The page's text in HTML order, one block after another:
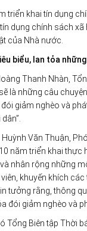
triển khai tín dụng
dụng chính sách
của Nhà nước.
biểu, lan tỏa
Thanh Nhàn,
là những câu
giảm nghèo và
Văn Thuận,
năm triển khai thực
nhân rộng những
khuyến khích
tưởng rằng, thông
đói giảm nghèo và
Tổng Biên tập Thời